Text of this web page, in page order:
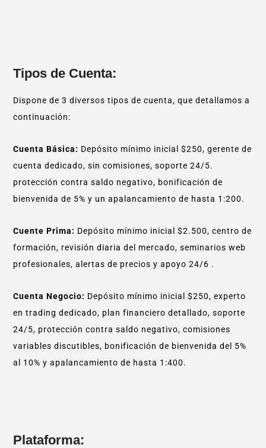
Tipos de Cuenta:
Dispone de 3 diversos tipos de cuenta, que detallamos a
continuación:
Cuenta Básica: Depósito mínimo inicial $250, gerente de
cuenta dedicado, sin comisiones, soporte 24/5.
protección contra saldo negativo, bonificación de
bienvenida de 5% y un apalancamiento de hasta 1:200.
Cuente Prima: Depósito mínimo inicial $2.500, centro de
formación, revisión diaria del mercado, seminarios web
profesionales, alertas de precios y apoyo 24/6 .
Cuenta Negocio: Depósito mínimo inicial $250, experto
en trading dedicado, plan financiero detallado, soporte
24/5, protección contra saldo negativo, comisiones
variables discutibles, bonificación de bienvenida del 5%
al 10% y apalancamiento de hasta 1:400.
Plataforma: